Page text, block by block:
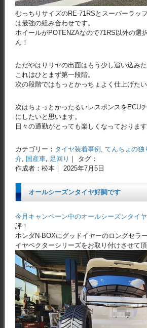
むっちりサイズのRE-71RSとスーパーラッ
は最強の組み合わせです。
ホイールがPOTENZAなので71RS以外の選
ん！
ただやはりリヤの出面はもう少し追い込みた
これはひとまず第一段階。
次の段階ではもっとかっちょよく仕上げたい
次はちょっとかったるいレスポンスをECU
にしたいと思います。
日々の通勤がとっても楽しくなっております
カテゴリー： タイヤ装着事例 てんちょの独
介 国産車 足回り ｜ タグ：
作成者：松本｜ 2025年7月5日
オールシーズンタイヤ好調です
今月キャンペーン中のオールシーズンタイヤ
評！
ホンダN-BOXにグッドイヤーのロングセラ
イヤベクターシリーズをお取り付けさせて頂